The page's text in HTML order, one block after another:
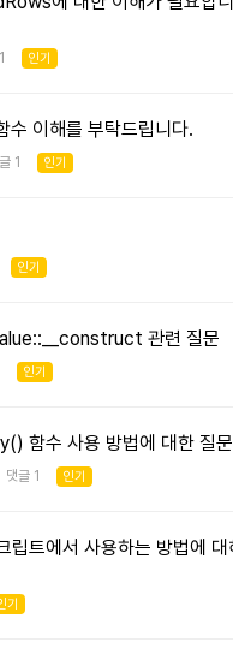
1 인기
이해를 부탁드립니다.
1 인기
인기
관련 질문
인기
함수 사용 방법에 대한 질문
댓글 1 인기
트에서 사용하는 방법에 대
기